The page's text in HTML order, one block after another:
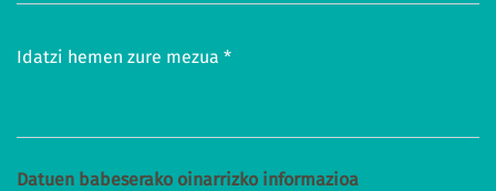
Idatzi hemen zure mezua *
Datuen babeserako oinarrizko informazioa